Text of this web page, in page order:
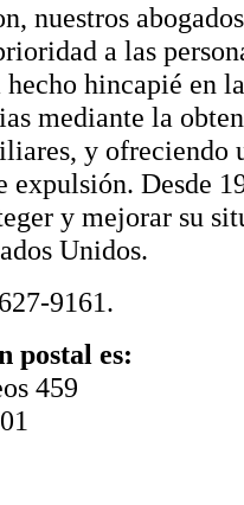
nuestros
a las
hincapié en
mediante la
y ofreciendo
expulsión. Desde
y mejorar su
Unidos.
9161.
postal es:
459